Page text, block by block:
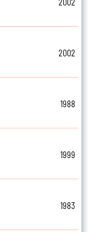
2002
1988
1999
1983